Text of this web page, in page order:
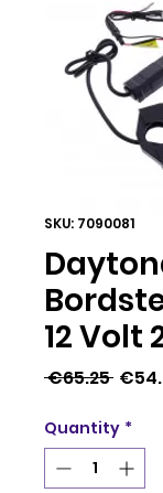
SKU: 7090081
12 Volt
€65.25
Quantity *